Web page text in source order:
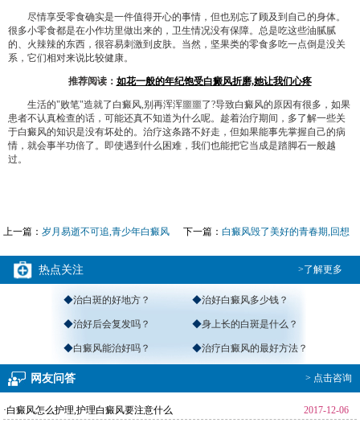
尽情享受零食确实是一件值得开心的事情，但也别忘了顾及到自己的身体。
很多小零食都是在小作坊里做出来的，卫生情况没有保障。总是吃这些油腻腻
的、火辣辣的东西，很容易刺激到皮肤。当然，坚果类的零食多吃一点倒是没关
系，它们相对来说比较健康。
推荐阅读： 如花一般的年纪饱受白癜风折磨,她让我们心疼
生活的"败笔"造就了白癜风,别再浑浑噩噩了?导致白癜风的原因有很多，如果
患者不认真检查的话，可能还真不知道为什么呢。趁着治疗期间，多了解一些关
于白癜风的知识是没有坏处的。治疗这条路不好走，但如果能事先掌握自己的病
情，就会事半功倍了。即使遇到什么困难，我们也能把它当成是踏脚石一般越
过。
上一篇：岁月易逝不可追,青少年白癜风
下一篇： 白癜风毁了美好的青春期,回想
热点关注 >了解更多
◆治白斑的好地方？ ◆治好白癜风多少钱？
◆治好后会复发吗？ ◆身上长的白斑是什么？
◆白癜风能治好吗？ ◆治疗白癜风的最好方法？
网友问答 > 点击咨询
·白癜风怎么护理,护理白癜风要注意什么 2017-12-06